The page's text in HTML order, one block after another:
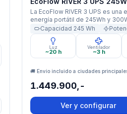
La EcoFlow RIVER 3 UPS es una
energía portátil de 245Wh y
brindar respaldo durante cortes
Colombia y proteger equipos
router, módem, laptops, cámaras y
dispositivos electrónicos
batería LiFePO4 (LFP), conmutaci
Capacidad 245 Wh
Luz
~20 h
Ventilador
~3 h
🚚 Envío incluido a ciudades
1.449.900,-
Ver y configurar